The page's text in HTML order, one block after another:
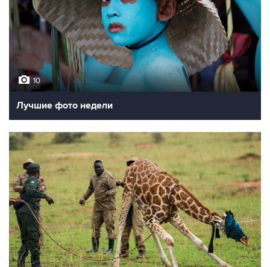
10
Лучшие фото недели